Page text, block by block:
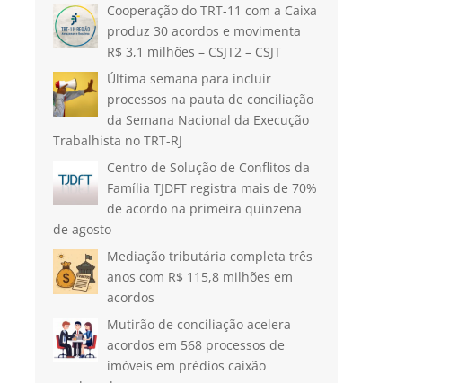
Cooperação do TRT-11 com a Caixa
produz 30 acordos e movimenta
R$ 3,1 milhões – CSJT2 – CSJT
Última semana para incluir
processos na pauta de conciliação
da Semana Nacional da Execução
Trabalhista no TRT-RJ
Centro de Solução de Conflitos da
Família TJDFT registra mais de 70%
de acordo na primeira quinzena
de agosto
Mediação tributária completa três
anos com R$ 115,8 milhões em
acordos
Mutirão de conciliação acelera
acordos em 568 processos de
imóveis em prédios caixão